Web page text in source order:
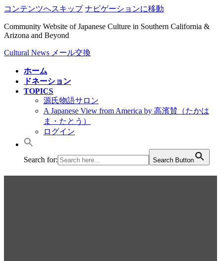
コンテンツへスキップ ナビゲーションに移動
Community Website of Japanese Culture in Southern California &
Arizona and Beyond
Cultural News メール交換
ホーム
ドネーション
TOPICS
源氏物語サロン
A Japanese View from America by 高濱賛（たかは
ま・たとう）
ログイン
Search for: Search Button